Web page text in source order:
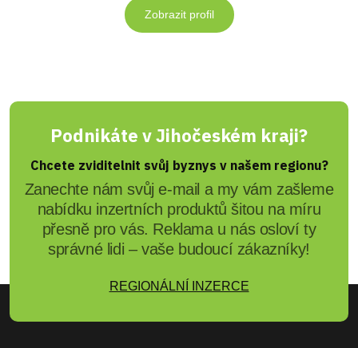
Zobrazit profil
Podnikáte v Jihočeském kraji?
Chcete zviditelnit svůj byznys v našem regionu?
Zanechte nám svůj e-mail a my vám zašleme
nabídku inzertních produktů šitou na míru
přesně pro vás. Reklama u nás osloví ty
správné lidi – vaše budoucí zákazníky!
REGIONÁLNÍ INZERCE